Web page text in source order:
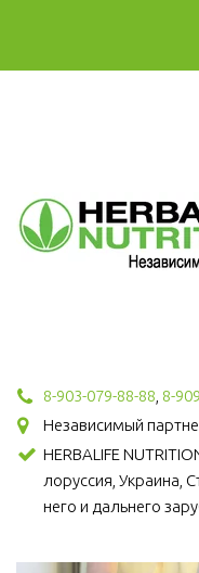
8-903-079-88-88 8-
Независимый
HERBALIFE
лоруссия, Украина,
него и дальнего